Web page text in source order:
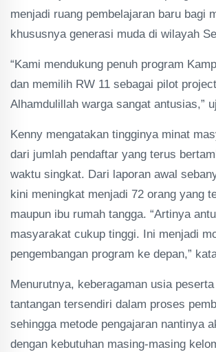
menjadi ruang pembelajaran baru bagi
khususnya generasi muda di wilayah
“Kami mendukung penuh program
dan memilih RW 11 sebagai pilot
Alhamdulillah warga sangat antusias,”
Kenny mengatakan tingginya minat
dari jumlah pendaftar yang terus
waktu singkat. Dari laporan awal
kini meningkat menjadi 72 orang yang
maupun ibu rumah tangga. “Artinya
masyarakat cukup tinggi. Ini menjadi
pengembangan program ke depan,”
Menurutnya, keberagaman usia
tantangan tersendiri dalam proses
sehingga metode pengajaran nantinya
dengan kebutuhan masing-masing